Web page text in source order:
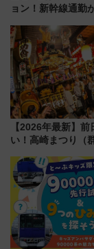
ョン！新幹線通勤
【新築マンション
グ】
【2026年最新】前
い！高崎まつり（
しまで